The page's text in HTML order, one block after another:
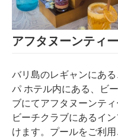
アフタヌーンティ
バリ島のレギャンにあ
パ ホテル内にある、ビ
ブにてアフタヌーンティ
ビーチクラブにあるイ
けます。プールをご利